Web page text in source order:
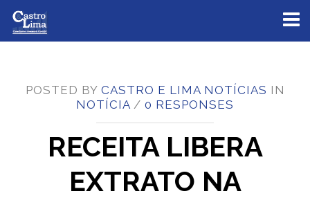
POSTED BY CASTRO E LIMA NOTÍCIAS IN
NOTÍCIA / 0 RESPONSES
RECEITA LIBERA
EXTRATO NA